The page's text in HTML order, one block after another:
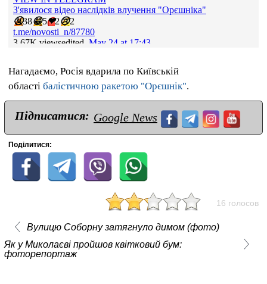
Нагадаємо, Росія вдарила по Київській
області балістичною ракетою "Орєшнік".
Підписатися: Google News
Поділитися:
16 голосов
Вулицю Соборну затягнуло димом (фото)
Як у Миколаєві пройшов квітковий бум:
фоторепортаж